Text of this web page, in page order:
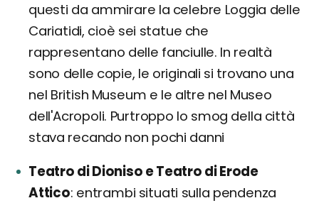
questi da ammirare la celebre Loggia delle
Cariatidi, cioè sei statue che
rappresentano delle fanciulle. In realtà
sono delle copie, le originali si trovano una
nel British Museum e le altre nel Museo
dell'Acropoli. Purtroppo lo smog della città
stava recando non pochi danni
Teatro di Dioniso e Teatro di Erode
Attico entrambi situati sulla pendenza